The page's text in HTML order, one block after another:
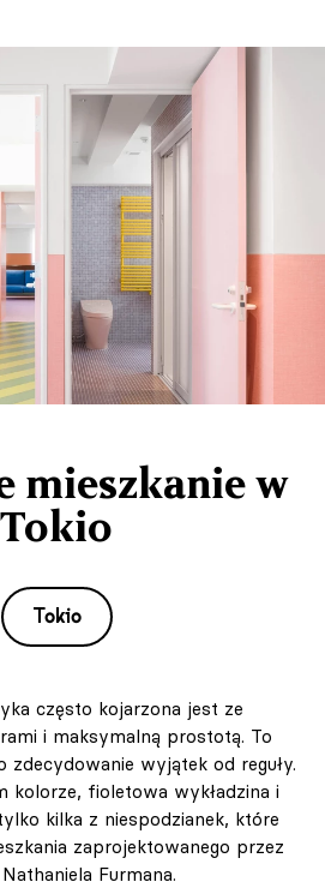
mieszkanie w
Tokio
Tokio
często kojarzona jest ze
i maksymalną prostotą. To
zdecydowanie wyjątek od reguły.
kolorze, fioletowa wykładzina i
kilka z niespodzianek, które
zaprojektowanego przez
Furmana.